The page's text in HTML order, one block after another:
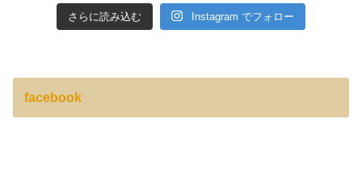
さらに読み込む Instagram でフォロー
facebook